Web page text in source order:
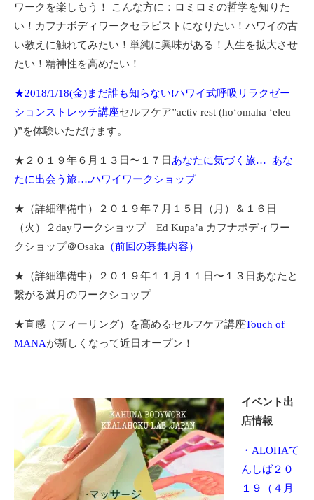
ワークを楽しもう！ こんな方に：ロミロミの哲学を知りた
い！カフナボディワークセラピストになりたい！ハワイの古
い教えに触れてみたい！単純に興味がある！人生を拡大させ
たい！精神性を高めたい！
★2018/1/18(金)まだ誰も知らない!ハワイ式呼吸リラクゼー
ションストレッチ講座セルフケア”activ rest (hoʻomaha ʻeleu
)”を体験いただけます。
★２０１９年６月１３日〜１７日あなたに気づく旅… あな
たに出会う旅….ハワイワークショップ
★（詳細準備中）２０１９年７月１５日（月）＆１６日
（火）２dayワークショップ Ed Kupa’a カフナボディワー
クショップ＠Osaka （前回の募集内容）
★（詳細準備中）２０１９年１１月１１日〜１３日あなたと
繋がる満月のワークショップ
★直感（フィーリング）を高めるセルフケア講座Touch of
MANAが新しくなって近日オープン！
イベント出
店情報
・ALOHAて
んしば２０
１９（４月